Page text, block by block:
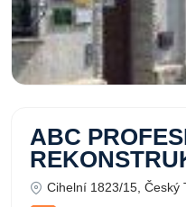
ABC
Cihelní 1823/15, Český